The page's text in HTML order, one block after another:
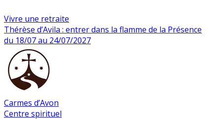
Vivre une retraite
Thérèse d’Avila : entrer dans la flamme de la Présence
du 18/07 au 24/07/2027
Carmes d’Avon
Centre spirituel